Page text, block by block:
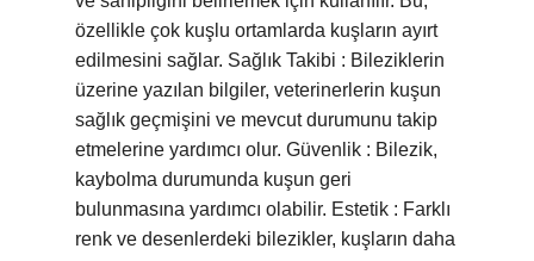
özellikle çok kuşlu ortamlarda kuşların ayırt
edilmesini sağlar. Sağlık Takibi : Bileziklerin
üzerine yazılan bilgiler, veterinerlerin kuşun
sağlık geçmişini ve mevcut durumunu takip
etmelerine yardımcı olur. Güvenlik : Bilezik,
kaybolma durumunda kuşun geri
bulunmasına yardımcı olabilir. Estetik : Farklı
renk ve desenlerdeki bilezikler, kuşların daha